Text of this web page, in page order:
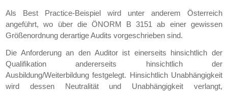
Als Best Practice-Beispiel wird unter anderem Österreich
angeführt, wo über die ÖNORM B 3151 ab einer gewissen
Größenordnung derartige Audits vorgeschrieben sind.
Die Anforderung an den Auditor ist einerseits hinsichtlich der
Qualifikation andererseits hinsichtlich der
Ausbildung/Weiterbildung festgelegt. Hinsichtlich Unabhängigkeit
wird dessen Neutralität und Unabhängigkeit verlangt,